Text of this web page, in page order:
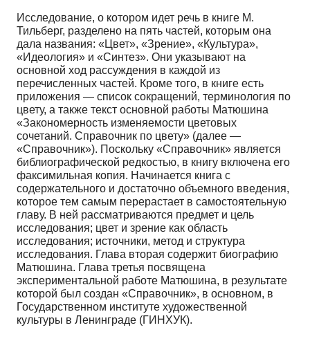
Исследование, о котором идет речь в книге М.
Тильберг, разделено на пять частей, которым она
дала названия: «Цвет», «Зрение», «Культура»,
«Идеология» и «Синтез». Они указывают на
основной ход рассуждения в каждой из
перечисленных частей. Кроме того, в книге есть
приложения — список сокращений, терминология по
цвету, а также текст основной работы Матюшина
«Закономерность изменяемости цветовых
сочетаний. Справочник по цвету» (далее —
«Справочник»). Поскольку «Справочник» является
библиографической редкостью, в книгу включена его
факсимильная копия. Начинается книга с
содержательного и достаточно объемного введения,
которое тем самым перерастает в самостоятельную
главу. В ней рассматриваются предмет и цель
исследования; цвет и зрение как область
исследования; источники, метод и структура
исследования. Глава вторая содержит биографию
Матюшина. Глава третья посвящена
экспериментальной работе Матюшина, в результате
которой был создан «Справочник», в основном, в
Государственном институте художественной
культуры в Ленинграде (ГИНХУК).